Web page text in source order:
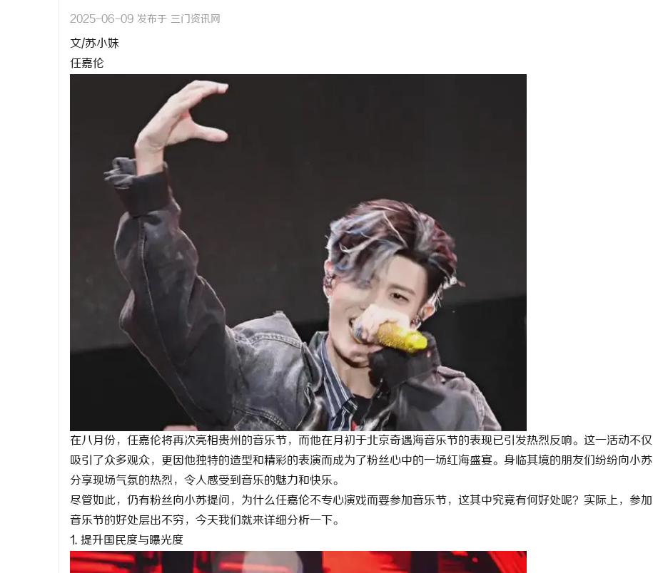
2025-06-09 发布于 三门资讯网
文/苏小妹
任嘉伦
在八月份，任嘉伦将再次亮相贵州的音乐节，而他在月初于北京奇遇海音乐节的表现已引发热烈反响。这一活动不仅
吸引了众多观众，更因他独特的造型和精彩的表演而成为了粉丝心中的一场红海盛宴。身临其境的朋友们纷纷向小苏
分享现场气氛的热烈，令人感受到音乐的魅力和快乐。
尽管如此，仍有粉丝向小苏提问，为什么任嘉伦不专心演戏而要参加音乐节，这其中究竟有何好处呢？实际上，参加
音乐节的好处层出不穷，今天我们就来详细分析一下。
1. 提升国民度与曝光度
全面解析国信招标采购信息网的功能与优势 武汉配眼镜 上海配眼镜